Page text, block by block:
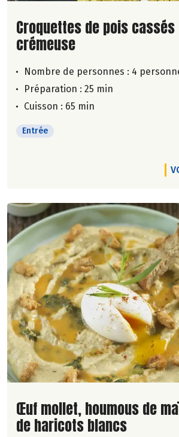
Lire la suite de la recette
Croquettes de pois
crémeuse
Nombre de personnes : 4
Préparation : 25 min
Cuisson : 65 min
Entrée
Lire la suite de la recette
Œuf mollet, houmous de
de haricots blancs